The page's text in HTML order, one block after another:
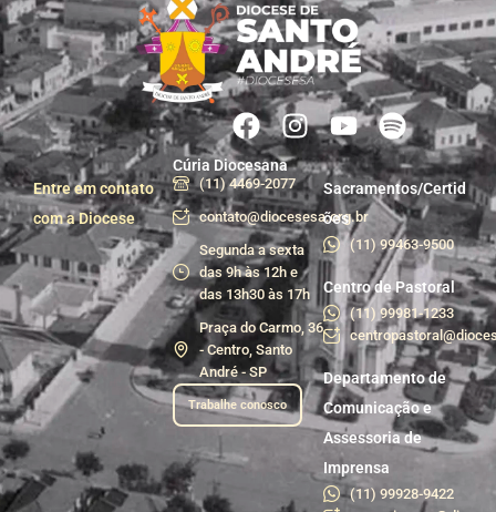
Entre em contato
com a Diocese
Cúria Diocesana
(11) 4469-2077
contato@diocesesa.org.br
Segunda a sexta
das 9h às 12h e
das 13h30 às 17h
Praça do Carmo, 36
- Centro, Santo
André - SP
Trabalhe conosco
Sacramentos/Certid
ões
(11) 99463-9500
Centro de Pastoral
(11) 99981-1233
Departamento de
Comunicação e
Assessoria de
Imprensa
(11) 99928-9422